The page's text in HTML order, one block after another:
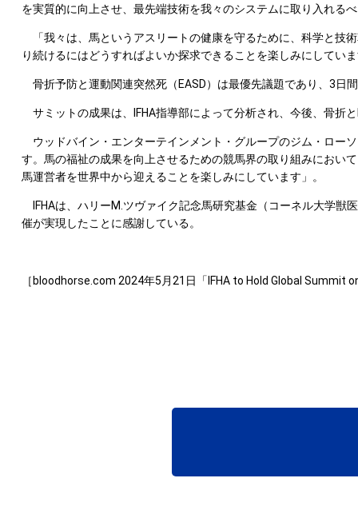
を実質的に向上させ、最先端技術を我々のシステムに取り入れる
「我々は、馬というアスリートの健康を守るために、科学と技
り続けるにはどうすればよいか探求できることを楽しみにしていま
骨折予防と運動関連突然死（EASD）は最優先議題であり、3日
サミットの成果は、IFHA指導部によって分析され、今後、骨折
ウッドバイン・エンターテインメント・グループのジム・ロー
す。馬の福祉の成果を向上させるための競馬界の取り組みにおい
馬運営者を世界中から迎えることを楽しみにしています」。
IFHAは、ハリーM.ツヴァイク記念馬研究基金（コーネル大学獣
催が実現したことに感謝している。
［bloodhorse.com 2024年5月21日「IFHA to Hold Global Summit